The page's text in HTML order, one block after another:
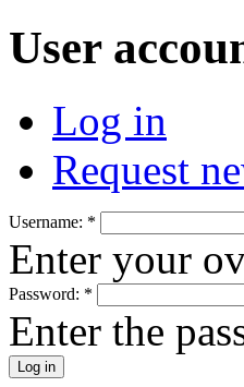
User
Log in
Request
Username: *
Enter your
Password: *
Enter the